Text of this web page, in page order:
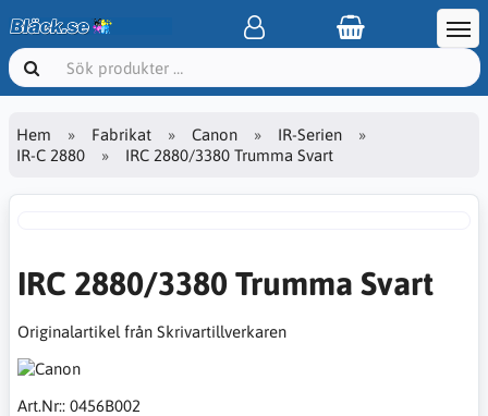
Hem Fabrikat Canon
IR-Serien
IR-C 2880
IRC 2880/3380 Trumma Svart
IRC 2880/3380 Trumma Svart
Originalartikel från Skrivartillverkaren
Art.Nr:: 0456B002